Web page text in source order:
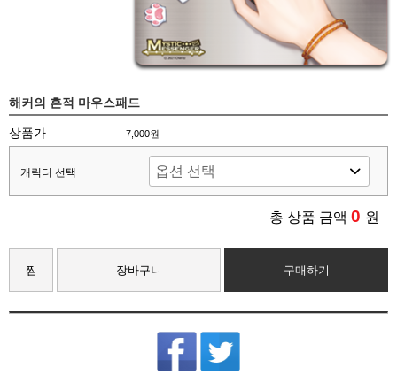
해커의 흔적 마우스패드
상품가 7,000원
캐릭터 선택
총 상품 금액 0 원
찜 장바구니 구매하기